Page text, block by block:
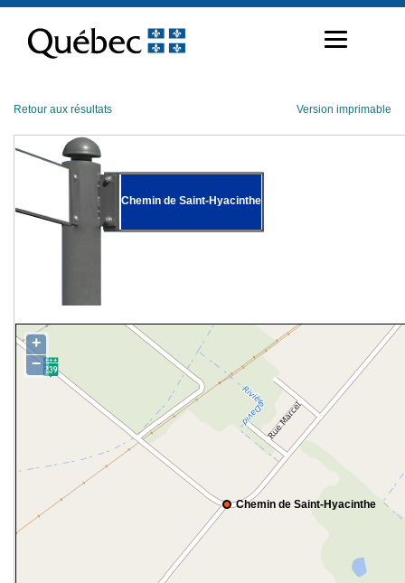
contenu
Retour aux résultats Version imprimable
Chemin de Saint-Hyacinthe
Chemin de Saint-Hyacinthe
+
−